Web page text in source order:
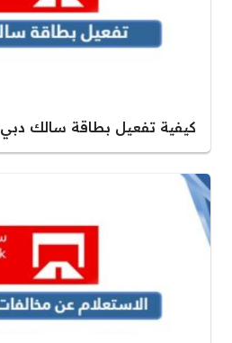
كيفية تفعيل بطاقة سالك دبي